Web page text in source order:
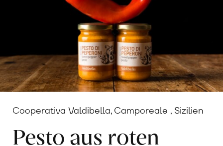
Cooperativa Valdibella, Camporeale , Sizilien
Pesto aus roten